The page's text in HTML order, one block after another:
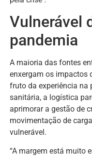
Vulnerável
pandemia
A maioria das fontes
enxergam os impactos
fruto da experiência na
sanitária, a logística
aprimorar a gestão de
movimentação de
vulnerável.
“A margem está muito